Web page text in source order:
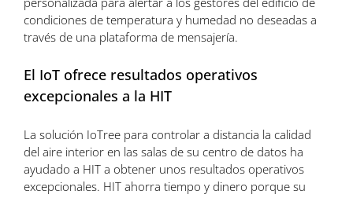
condiciones de temperatura y humedad no deseadas a
través de una plataforma de mensajería.
El IoT ofrece resultados operativos
excepcionales a la HIT
La solución IoTree para controlar a distancia la calidad
del aire interior en las salas de su centro de datos ha
ayudado a HIT a obtener unos resultados operativos
excepcionales. HIT ahorra tiempo y dinero porque su